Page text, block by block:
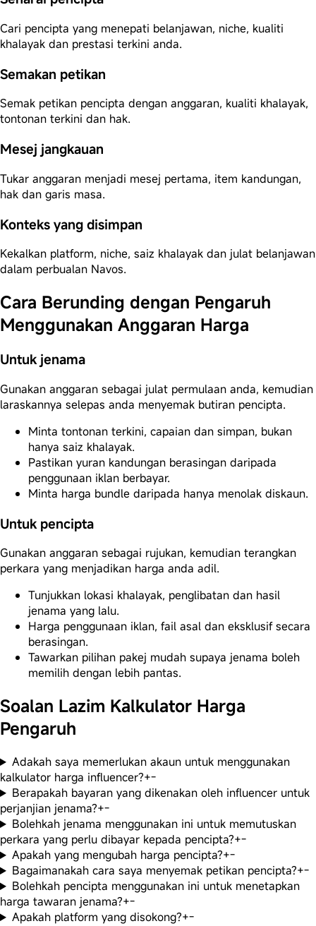
Cari pencipta yang menepati belanjawan, niche, kualiti
khalayak dan prestasi terkini anda.
Semakan petikan
Semak petikan pencipta dengan anggaran, kualiti khalayak,
tontonan terkini dan hak.
Mesej jangkauan
Tukar anggaran menjadi mesej pertama, item kandungan,
hak dan garis masa.
Konteks yang disimpan
Kekalkan platform, niche, saiz khalayak dan julat belanjawan
dalam perbualan Navos.
Cara Berunding dengan Pengaruh
Menggunakan Anggaran Harga
Untuk jenama
Gunakan anggaran sebagai julat permulaan anda, kemudian
laraskannya selepas anda menyemak butiran pencipta.
Minta tontonan terkini, capaian dan simpan, bukan
hanya saiz khalayak.
Pastikan yuran kandungan berasingan daripada
penggunaan iklan berbayar.
Minta harga bundle daripada hanya menolak diskaun.
Untuk pencipta
Gunakan anggaran sebagai rujukan, kemudian terangkan
perkara yang menjadikan harga anda adil.
Tunjukkan lokasi khalayak, penglibatan dan hasil
jenama yang lalu.
Harga penggunaan iklan, fail asal dan eksklusif secara
berasingan.
Tawarkan pilihan pakej mudah supaya jenama boleh
memilih dengan lebih pantas.
Soalan Lazim Kalkulator Harga
Pengaruh
Adakah saya memerlukan akaun untuk menggunakan
kalkulator harga influencer?+-
Berapakah bayaran yang dikenakan oleh influencer untuk
perjanjian jenama?+-
Bolehkah jenama menggunakan ini untuk memutuskan
perkara yang perlu dibayar kepada pencipta?+-
Apakah yang mengubah harga pencipta?+-
Bagaimanakah cara saya menyemak petikan pencipta?+-
Bolehkah pencipta menggunakan ini untuk menetapkan
harga tawaran jenama?+-
Apakah platform yang disokong?+-